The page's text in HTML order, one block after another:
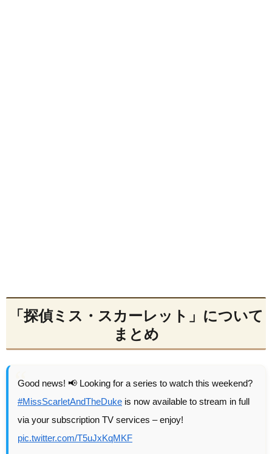
「探偵ミス・スカーレット」について
まとめ
Good news! 📢 Looking for a series to watch this weekend?
#MissScarletAndTheDuke is now available to stream in full
via your subscription TV services – enjoy!
pic.twitter.com/T5uJxKqMKF